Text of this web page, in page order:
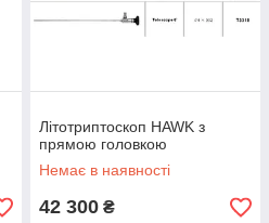
Літотриптоскоп HAWK з
прямою головкою
Немає в наявності
42 300 ₴